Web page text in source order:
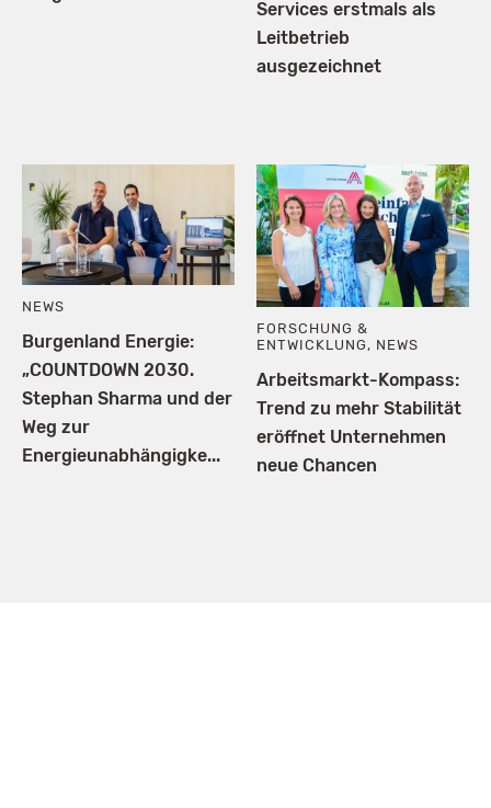
Services erstmals als
Leitbetrieb
ausgezeichnet
NEWS
Burgenland Energie:
„COUNTDOWN 2030.
Stephan Sharma und der
Weg zur
Energieunabhängigke...
FORSCHUNG &
ENTWICKLUNG , NEWS
Arbeitsmarkt-Kompass:
Trend zu mehr Stabilität
eröffnet Unternehmen
neue Chancen